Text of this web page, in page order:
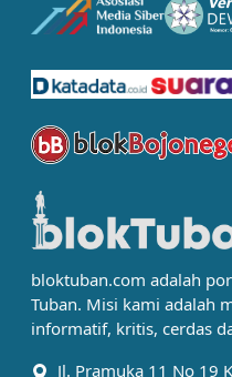
bloktuban.com adalah
Tuban. Misi kami adalah
informatif, kritis, cerdas
Jl. Pramuka 11 No 19